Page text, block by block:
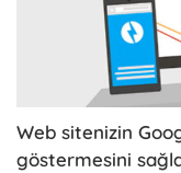
Web sitenizin
göstermesini